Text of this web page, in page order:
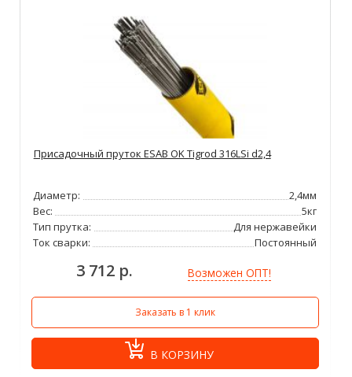
Присадочный пруток ESAB OK Tigrod 316LSi d2,4
Диаметр:
2,4мм
Вес:
5кг
Тип прутка:
Для нержавейки
Ток сварки:
Постоянный
3 712 р. Возможен ОПТ!
Заказать в 1 клик
В КОРЗИНУ